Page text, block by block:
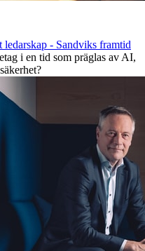
- Sandviks framtid
i en tid som präglas av AI,